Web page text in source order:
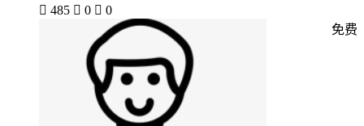
 485  0  0
免费